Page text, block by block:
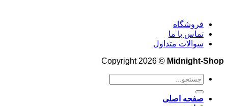
فروشگاه
تماس با ما
سوالات متداول
Copyright 2026 © Midnight-Shop
جستجو
صفحه اصلی